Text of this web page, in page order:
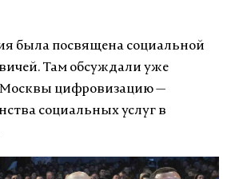
была посвящена социальной
Там обсуждали уже
цифровизацию —
социальных услуг в